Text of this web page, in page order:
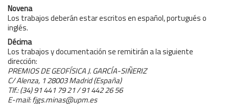
Novena
Los trabajos deberán estar escritos en español, portugués o
inglés.
Décima
Los trabajos y documentación se remitirán a la siguiente
dirección:
PREMIOS DE GEOFÍSICA J. GARCÍA-SIÑERIZ
C/ Alenza, 1 28003 Madrid (España)
Tlf.: (34) 91 441 79 21 / 91 442 26 56
E-mail: fjgs.minas@upm.es